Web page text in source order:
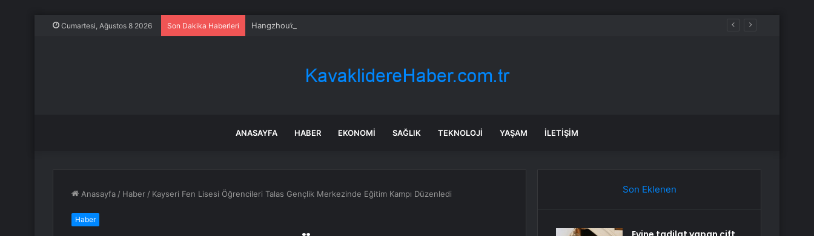
Cumartesi, Ağustos 8 2026 Son Dakika Haberleri Hangzhou’da 34. Ulusal Kitap Fuarı başladı
ANASAYFA HABER EKONOMI SAĞLIK TEKNOLOJI YAŞAM İLETIŞIM
Anasayfa / Haber / Kayseri Fen Lisesi Öğrencileri Talas Gençlik Merkezinde Eğitim Kampı Düzenledi
Haber
Son Eklenen